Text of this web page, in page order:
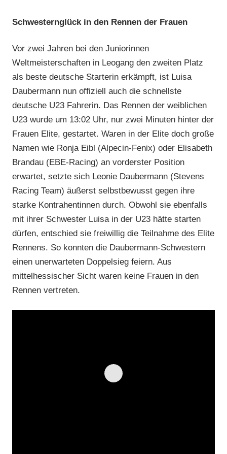
Schwesternglück in den Rennen der Frauen
Vor zwei Jahren bei den Juniorinnen
Weltmeisterschaften in Leogang den zweiten Platz
als beste deutsche Starterin erkämpft, ist Luisa
Daubermann nun offiziell auch die schnellste
deutsche U23 Fahrerin. Das Rennen der weiblichen
U23 wurde um 13:02 Uhr, nur zwei Minuten hinter der
Frauen Elite, gestartet. Waren in der Elite doch große
Namen wie Ronja Eibl (Alpecin-Fenix) oder Elisabeth
Brandau (EBE-Racing) an vorderster Position
erwartet, setzte sich Leonie Daubermann (Stevens
Racing Team) äußerst selbstbewusst gegen ihre
starke Kontrahentinnen durch. Obwohl sie ebenfalls
mit ihrer Schwester Luisa in der U23 hätte starten
dürfen, entschied sie freiwillig die Teilnahme des Elite
Rennens. So konnten die Daubermann-Schwestern
einen unerwarteten Doppelsieg feiern. Aus
mittelhessischer Sicht waren keine Frauen in den
Rennen vertreten.